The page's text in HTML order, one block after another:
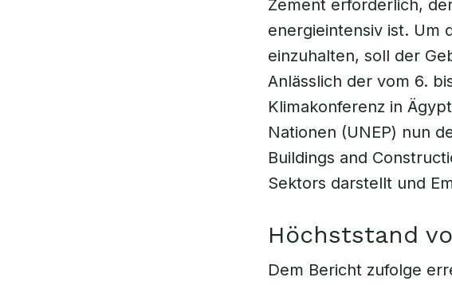
Zement erforderlich,
energieintensiv ist. Um
einzuhalten, soll der
Anlässlich der vom 6.
Klimakonferenz in
Nationen (UNEP) nun
Buildings and
Sektors darstellt und
Höchststand
Dem Bericht zufolge